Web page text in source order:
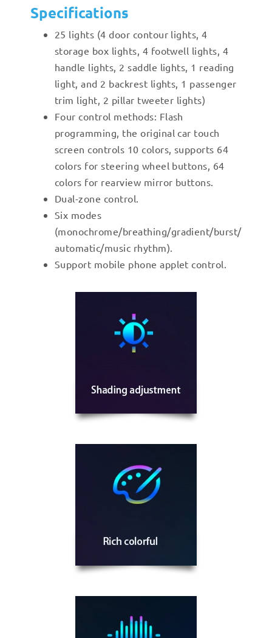
Specifications
25 lights (4 door contour lights, 4
storage box lights, 4 footwell lights, 4
handle lights, 2 saddle lights, 1 reading
light, and 2 backrest lights, 1 passenger
trim light, 2 pillar tweeter lights)
Four control methods: Flash
programming, the original car touch
screen controls 10 colors, supports 64
colors for steering wheel buttons, 64
colors for rearview mirror buttons.
Dual-zone control.
Six modes
(monochrome/breathing/gradient/burst/
automatic/music rhythm).
Support mobile phone applet control.